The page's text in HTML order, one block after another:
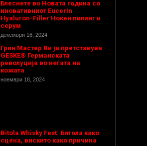
Блеснете во Новата година со
иновативниот Eucerin
Hyaluron-Filler Ноќен пилинг и
серум
декември 16, 2024
Грин Мастер Ви ја претставува
GESKE® Германската
револуција во негата на
кожата
ноември 18, 2024
Bitola Whisky Fest: Битола како
сцена, вискито како причина